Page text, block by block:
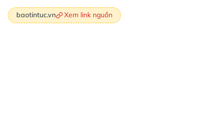
baotintuc.vn Xem link nguồn